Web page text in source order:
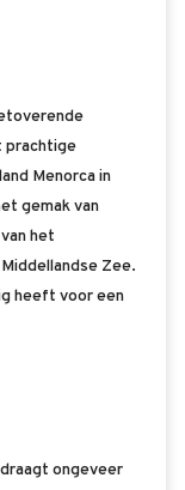
prachtige
Menorca in
gemak van
het
Zee.
heeft voor een
ongeveer